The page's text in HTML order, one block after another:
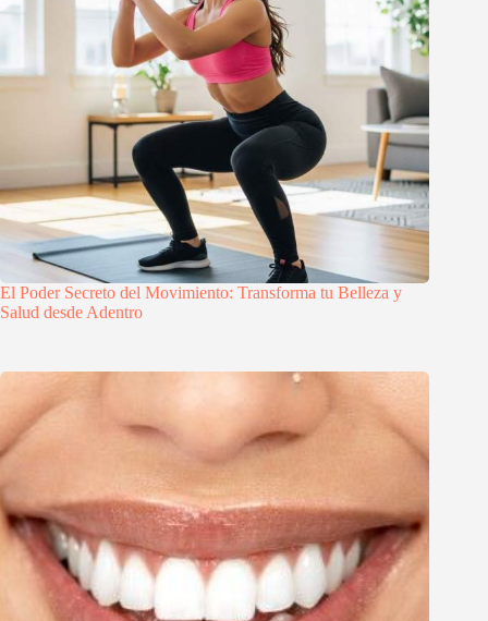
El Poder Secreto del Movimiento: Transforma tu Belleza y
Salud desde Adentro